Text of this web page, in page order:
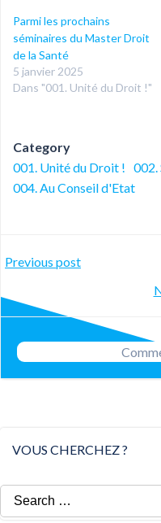
Parmi les prochains
séminaires du Master Droit
de la Santé
5 janvier 2025
Dans "001. Unité du Droit !"
Category
001. Unité du Droit ! 002.
004. Au Conseil d'Etat
Post
navigation
Previous post
VOUS CHERCHEZ ?
Search
for: